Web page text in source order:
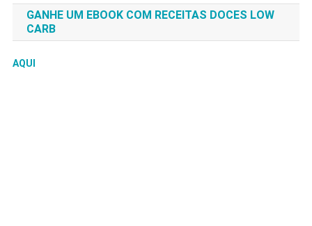
GANHE UM EBOOK COM RECEITAS DOCES LOW
CARB
AQUI